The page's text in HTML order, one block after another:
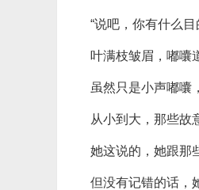
“说吧，你有什么
叶满枝皱眉，嘟囔
虽然只是小声嘟囔
从小到大，那些故
她这说的，她跟那
但没有记错的话，